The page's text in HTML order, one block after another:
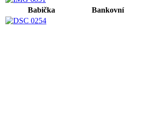
Babička Bankovní